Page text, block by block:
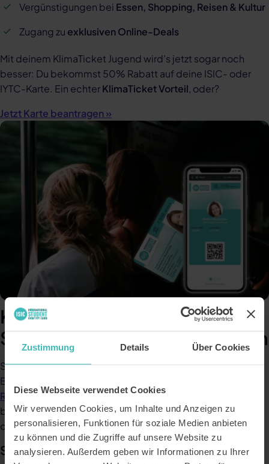
Zustimmung Details Über Cookies
Diese Webseite verwendet Cookies
Wir verwenden Cookies, um Inhalte und Anzeigen zu
personalisieren, Funktionen für soziale Medien anbieten
zu können und die Zugriffe auf unsere Website zu
analysieren. Außerdem geben wir Informationen zu Ihrer
Vergünstigungen bei Essen, Shopping, Reisen & Kultur
Zugang zu exklusiven Online-Deals
Mit deinem KlimaTicket Jugend wird’s jetzt sogar noch
besser: Du bekommst 50% Rabatt auf deine ISIC- oder
IYTC-Karte. Ein echterKlimaTicket Vorteil, oder?
Jetzt Karte beantragen »
KlimaTicket Ermäßigung &
Studentenrabatte kombinieren
Stell dir vor: Du sparst schon jeden Tag beim Zug- oder
Busfahren und sicherst dir zusätzlich mit ISIC noch mehr
Rabatte und Vorteile. Ob im Kino, beim Städtetrip oder
beim neuen Laptop – deinKlimaTicket Rabattwirkt quasi
doppelt.
So einfach holst du dir deine Karte